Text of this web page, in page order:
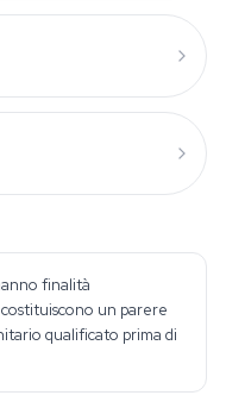
finalità
un parere
qualificato prima di